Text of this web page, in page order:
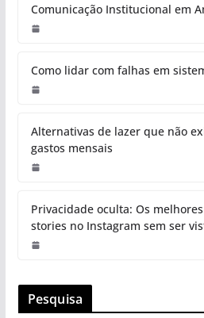
Comunicação Institucional em
Como lidar com falhas em
Alternativas de lazer que não
gastos mensais
Privacidade oculta: Os
stories no Instagram sem ser
Pesquisa